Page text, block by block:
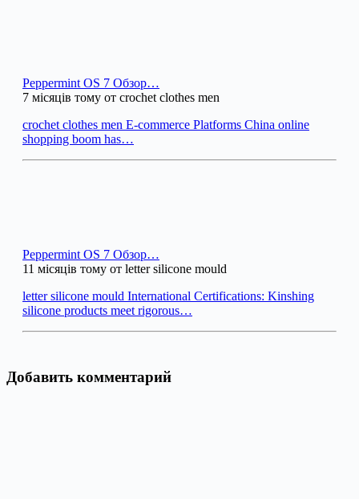
Peppermint OS 7 Обзор…
7 місяців тому от crochet clothes men
crochet clothes men E-commerce Platforms China online
shopping boom has…
Peppermint OS 7 Обзор…
11 місяців тому от letter silicone mould
letter silicone mould International Certifications: Kinshing
silicone products meet rigorous…
Добавить комментарий